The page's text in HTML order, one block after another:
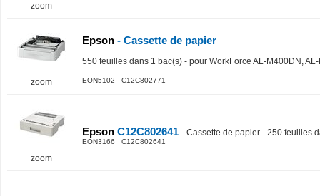
zoom
zoom
Epson - Cassette de papier
550 feuilles dans 1 bac(s) - pour WorkForce AL-M400DN,
EON5102 C12C802771
zoom
Epson C12C802641 - Cassette de papier - 250 feuilles
EON3166 C12C802641